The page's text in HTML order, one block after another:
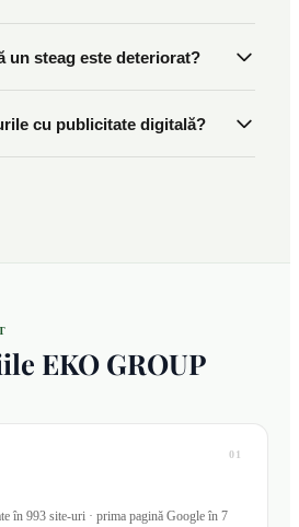
un steag este deteriorat?
cu publicitate digitală?
EKO GROUP
01
în 993 site-uri · prima pagină Google în 7